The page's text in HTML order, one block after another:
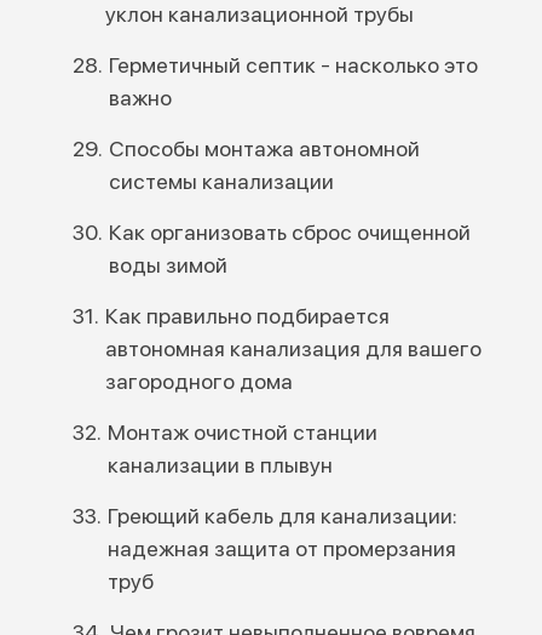
уклон канализационной трубы
Герметичный септик - насколько это
важно
Способы монтажа автономной
системы канализации
Как организовать сброс очищенной
воды зимой
Как правильно подбирается
автономная канализация для вашего
загородного дома
Монтаж очистной станции
канализации в плывун
Греющий кабель для канализации:
надежная защита от промерзания
труб